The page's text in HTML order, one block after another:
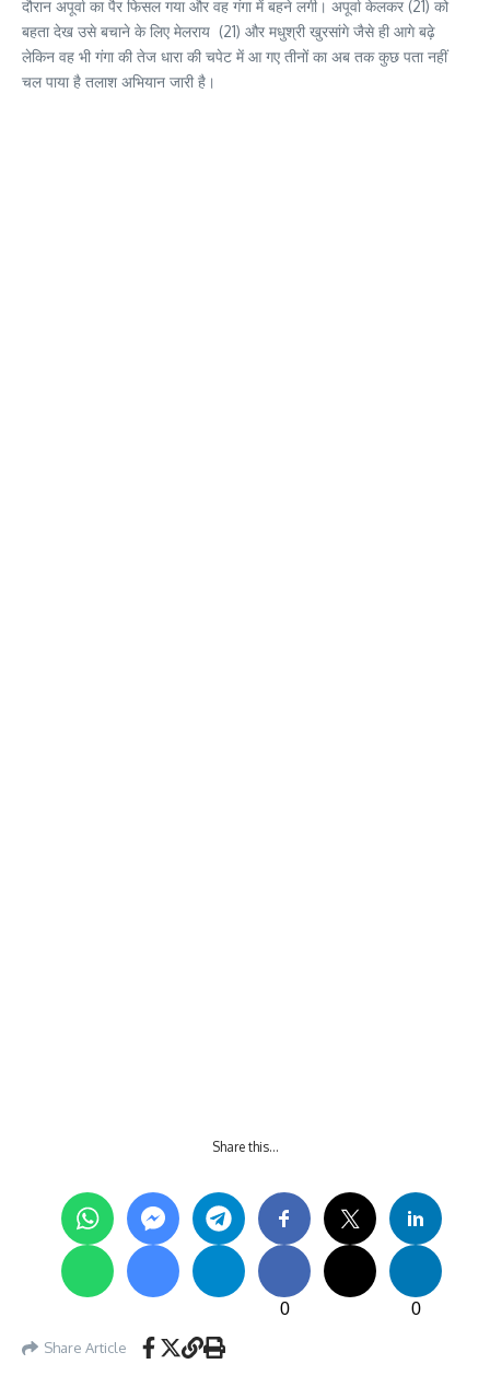
दौरान अपूर्वा का पैर फिसल गया और वह गंगा में बहने लगी। अपूर्वा केलकर (21) को
बहता देख उसे बचाने के लिए मेलराय (21) और मधुश्री खुरसांगे जैसे ही आगे बढ़े
लेकिन वह भी गंगा की तेज धारा की चपेट में आ गए तीनों का अब तक कुछ पता नहीं
चल पाया है तलाश अभियान जारी है।
Share this…
0 0
Share Article